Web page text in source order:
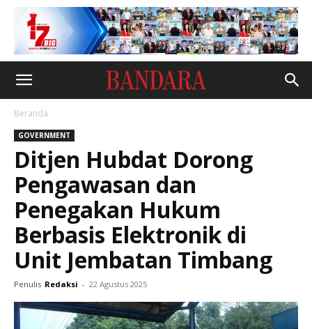
Beranda
GOVERNMENT
Ditjen Hubdat Dorong
Pengawasan dan
Penegakan Hukum
Berbasis Elektronik di
Unit Jembatan Timbang
Penulis Redaksi - 22 Agustus 2025